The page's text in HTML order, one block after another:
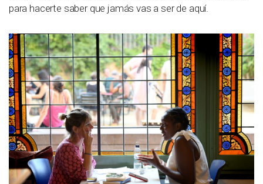
para hacerte saber que jamás vas a ser de aquí.